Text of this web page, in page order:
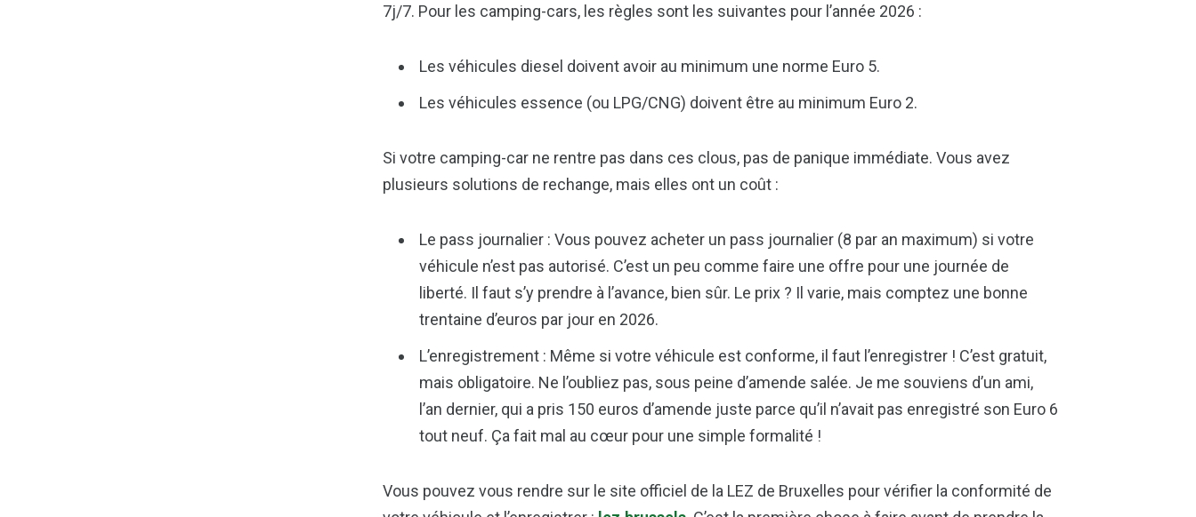
7j/7. Pour les camping-cars, les règles sont les suivantes pour l’année 2026 :
Les véhicules diesel doivent avoir au minimum une norme Euro 5.
Les véhicules essence (ou LPG/CNG) doivent être au minimum Euro 2.
Si votre camping-car ne rentre pas dans ces clous, pas de panique immédiate. Vous avez
plusieurs solutions de rechange, mais elles ont un coût :
Le pass journalier : Vous pouvez acheter un pass journalier (8 par an maximum) si votre
véhicule n’est pas autorisé. C’est un peu comme faire une offre pour une journée de
liberté. Il faut s’y prendre à l’avance, bien sûr. Le prix ? Il varie, mais comptez une bonne
trentaine d’euros par jour en 2026.
L’enregistrement : Même si votre véhicule est conforme, il faut l’enregistrer ! C’est gratuit,
mais obligatoire. Ne l’oubliez pas, sous peine d’amende salée. Je me souviens d’un ami,
l’an dernier, qui a pris 150 euros d’amende juste parce qu’il n’avait pas enregistré son Euro 6
tout neuf. Ça fait mal au cœur pour une simple formalité !
Vous pouvez vous rendre sur le site officiel de la LEZ de Bruxelles pour vérifier la conformité de